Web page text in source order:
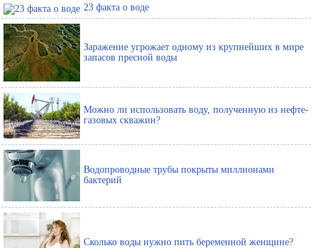
23 факта о воде
Заражение угрожает одному из крупнейших в мире
запасов пресной воды
Можно ли использовать воду, полученную из нефте-
газовых скважин?
Водопроводные трубы покрыты миллионами
бактерий
Сколько воды нужно пить беременной женщине?